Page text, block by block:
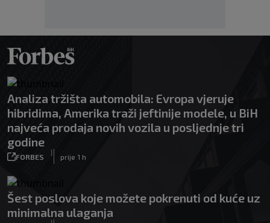
Analiza tržišta automobila: Evropa vjeruje
hibridima, Amerika traži jeftinije modele, u BiH
najveća prodaja novih vozila u posljednje tri
godine
FORBES
|
prije 1 h
Šest poslova koje možete pokrenuti od kuće uz
minimalna ulaganja